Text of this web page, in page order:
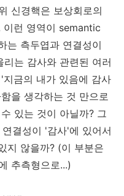
신경핵은 보상회로의
이런 영역이 semantic
는 측두엽과 연결성이
는 감사와 관련된 여러
금의 내가 있음에 감사
을 생각하는 것 만으로
있는 것이 아닐까? 그
결성이 '감사'에 있어서
지 않을까? (이 부분은
추측형으로...)